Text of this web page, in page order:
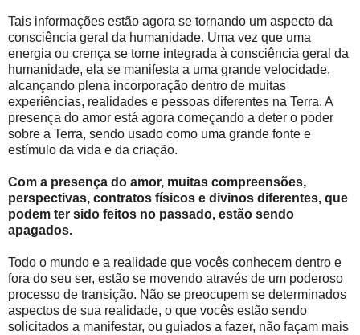
Tais informações estão agora se tornando um aspecto da
consciência geral da humanidade. Uma vez que uma
energia ou crença se torne integrada à consciência geral da
humanidade, ela se manifesta a uma grande velocidade,
alcançando plena incorporação dentro de muitas
experiências, realidades e pessoas diferentes na Terra. A
presença do amor está agora começando a deter o poder
sobre a Terra, sendo usado como uma grande fonte e
estímulo da vida e da criação.
Com a presença do amor, muitas compreensões,
perspectivas, contratos físicos e divinos diferentes, que
podem ter sido feitos no passado, estão sendo
apagados.
Todo o mundo e a realidade que vocês conhecem dentro e
fora do seu ser, estão se movendo através de um poderoso
processo de transição. Não se preocupem se determinados
aspectos de sua realidade, o que vocês estão sendo
solicitados a manifestar, ou guiados a fazer, não façam mais